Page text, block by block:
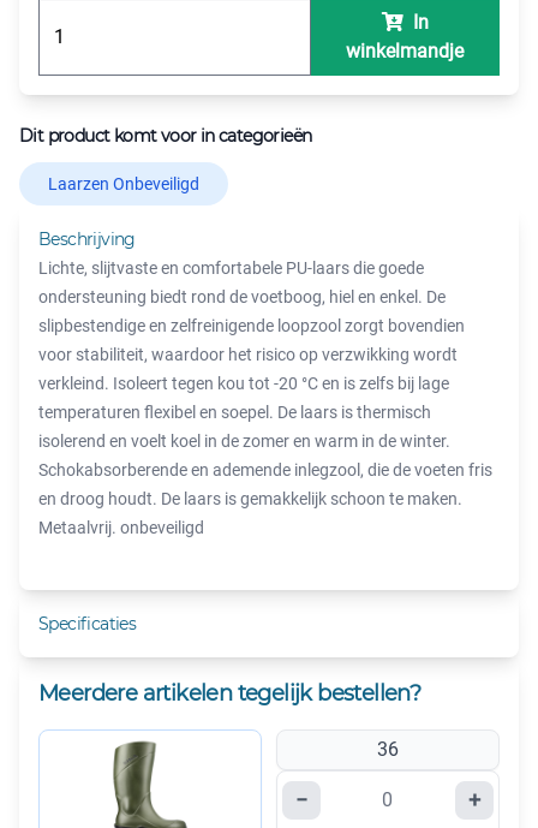
In
winkelmandje
Dit product komt voor in categorieën
Laarzen Onbeveiligd
Beschrijving
Lichte, slijtvaste en comfortabele PU-laars die goede
ondersteuning biedt rond de voetboog, hiel en enkel. De
slipbestendige en zelfreinigende loopzool zorgt bovendien
voor stabiliteit, waardoor het risico op verzwikking wordt
verkleind. Isoleert tegen kou tot -20 °C en is zelfs bij lage
temperaturen flexibel en soepel. De laars is thermisch
isolerend en voelt koel in de zomer en warm in de winter.
Schokabsorberende en ademende inlegzool, die de voeten fris
en droog houdt. De laars is gemakkelijk schoon te maken.
Metaalvrij. onbeveiligd
Specificaties
Meerdere artikelen tegelijk bestellen?
36
− +